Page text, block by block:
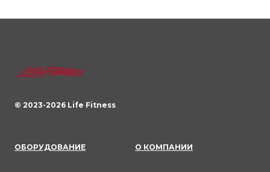
© 2023-2026 Life Fitness
ОБОРУДОВАНИЕ О КОМПАНИИ